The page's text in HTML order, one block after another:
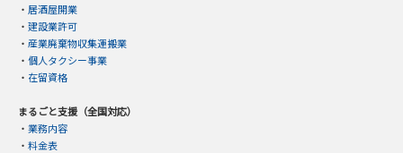
・ 居酒屋開業
・ 建設業許可
・ 産業廃棄物収集運搬業
・ 個人タクシー事業
・ 在留資格
まるごと支援（全国対応）
・ 業務内容
・ 料金表